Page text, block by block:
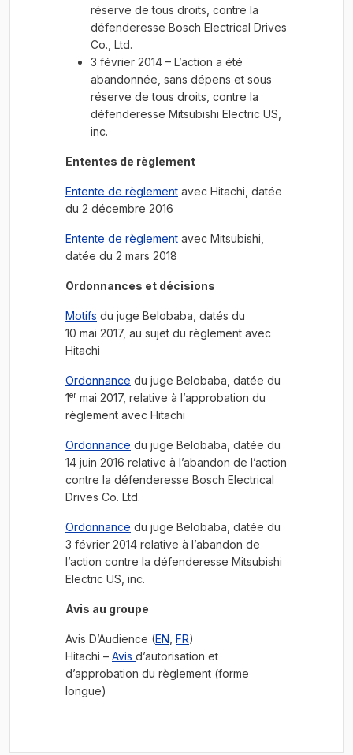
réserve de tous droits, contre la
défenderesse Bosch Electrical Drives
Co., Ltd.
3 février 2014 – L’action a été
abandonnée, sans dépens et sous
réserve de tous droits, contre la
défenderesse Mitsubishi Electric US,
inc.
Ententes de règlement
Entente de règlement avec Hitachi, datée
du 2 décembre 2016
Entente de règlement avec Mitsubishi,
datée du 2 mars 2018
Ordonnances et décisions
Motifs du juge Belobaba, datés du
10 mai 2017, au sujet du règlement avec
Hitachi
Ordonnance du juge Belobaba, datée du
1er mai 2017, relative à l’approbation du
règlement avec Hitachi
Ordonnance du juge Belobaba, datée du
14 juin 2016 relative à l’abandon de l’action
contre la défenderesse Bosch Electrical
Drives Co. Ltd.
Ordonnance du juge Belobaba, datée du
3 février 2014 relative à l’abandon de
l’action contre la défenderesse Mitsubishi
Electric US, inc.
Avis au groupe
Avis D’Audience (EN FR)
Hitachi – Avis d’autorisation et
d’approbation du règlement (forme
longue)